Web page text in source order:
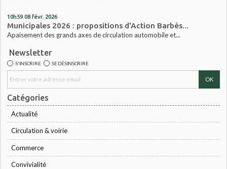
10h59 08 févr. 2026
Municipales 2026 : propositions d'Action Barbès...
Apaisement des grands axes de circulation automobile et...
Newsletter
S'INSCRIRE SE DÉSINSCRIRE
Catégories
Actualité
Circulation & voirie
Commerce
Convivialité